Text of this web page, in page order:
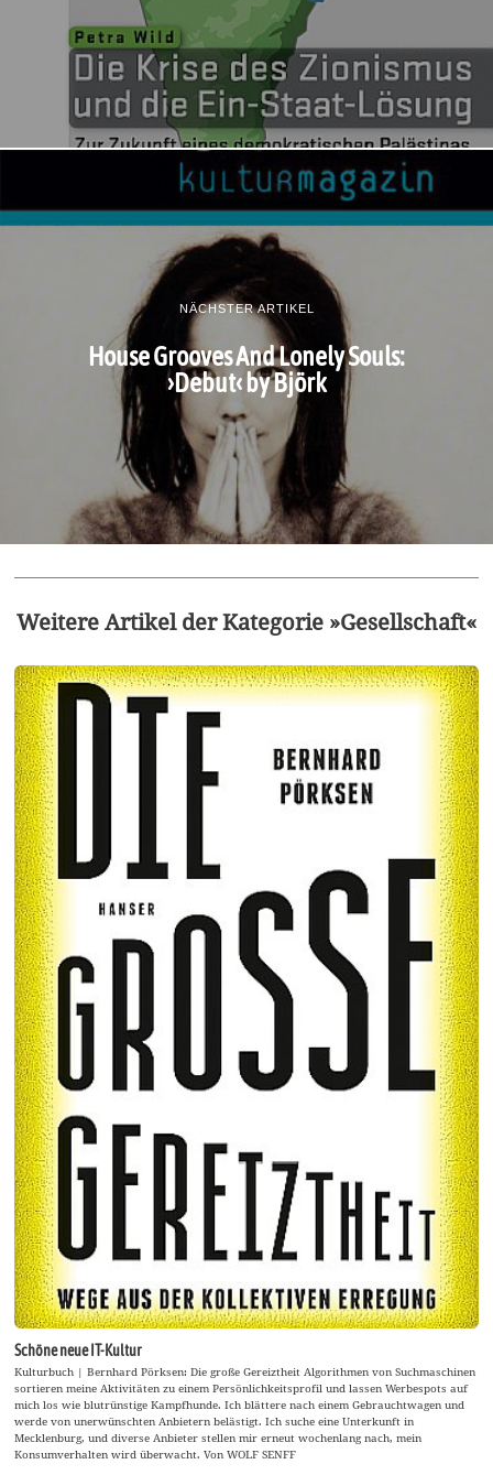
NÄCHSTER ARTIKEL
House Grooves And Lonely Souls:
›Debut‹ by Björk
Weitere Artikel der Kategorie »Gesellschaft«
Schöne neue IT-Kultur
Kulturbuch | Bernhard Pörksen: Die große Gereiztheit Algorithmen von Suchmaschinen
sortieren meine Aktivitäten zu einem Persönlichkeitsprofil und lassen Werbespots auf
mich los wie blutrünstige Kampfhunde. Ich blättere nach einem Gebrauchtwagen und
werde von unerwünschten Anbietern belästigt. Ich suche eine Unterkunft in
Mecklenburg, und diverse Anbieter stellen mir erneut wochenlang nach, mein
Konsumverhalten wird überwacht. Von WOLF SENFF